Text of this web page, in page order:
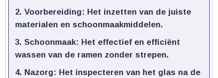
Voorbereiding: Het inzetten van de juiste
materialen en schoonmaakmiddelen.​
Schoonmaak: Het effectief en efficiënt
wassen van de ramen zonder strepen.​
Nazorg: Het inspecteren van het glas na de